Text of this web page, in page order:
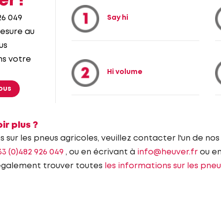
049
au
votre
Say hi
Hi volume
plus ?
sur les pneus agricoles, veuillez contacter l'un de
(0)482 926 049 , ou en écrivant à info@heuver.fr ou
trouver toutes
les informations sur les